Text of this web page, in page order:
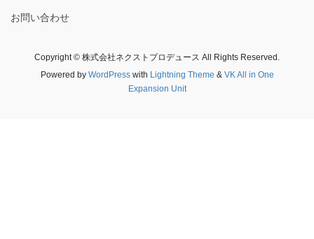
お問い合わせ
Copyright © 株式会社ネクストプロデュース All Rights Reserved.
Powered by WordPresswith Lightning Theme & VK All in One
Expansion Unit